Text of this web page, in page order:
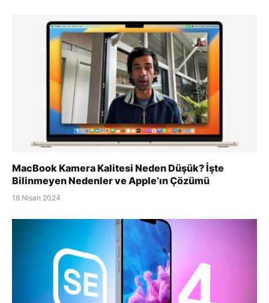
MacBook Kamera Kalitesi Neden Düşük? İşte
Bilinmeyen Nedenler ve Apple’ın Çözümü
18 Nisan 2024